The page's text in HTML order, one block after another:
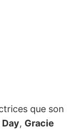
que son
, Gracie